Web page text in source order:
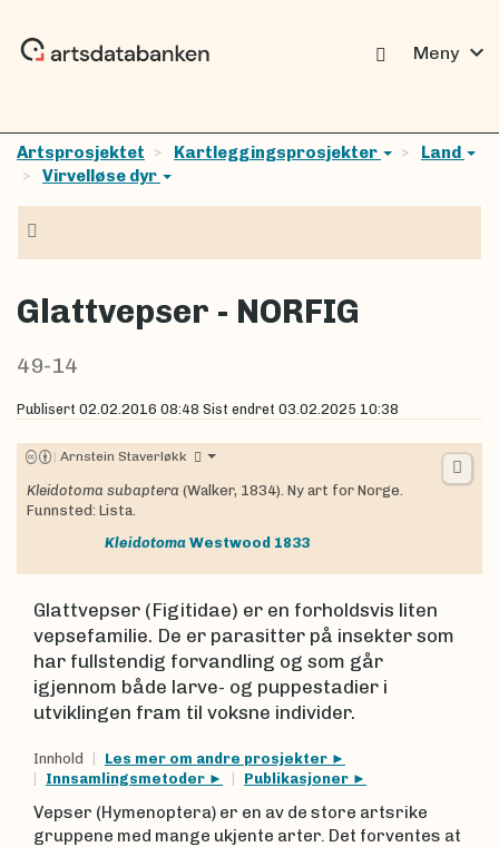
Meny expand_more
Artsprosjektet Kartleggingsprosjekter
Land
Virvelløse dyr
Glattvepser - NORFIG
49-14
Publisert 02.02.2016 08:48 Sist endret 03.02.2025 10:38
| Arnstein Staverløkk
Kleidotoma subaptera (Walker, 1834). Ny art for Norge.
Funnsted: Lista.
Kleidotoma Westwood 1833
Glattvepser (Figitidae) er en forholdsvis liten
vepsefamilie. De er parasitter på insekter som
har fullstendig forvandling og som går
igjennom både larve- og puppestadier i
utviklingen fram til voksne individer.
Innhold
Les mer om andre prosjekter
Innsamlingsmetoder
Publikasjoner
Vepser (Hymenoptera) er en av de store artsrike
gruppene med mange ukjente arter. Det forventes at